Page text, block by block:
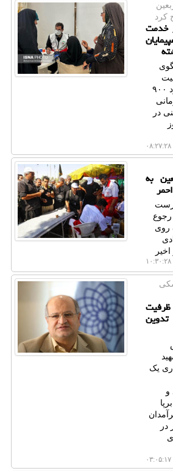
كرد
هزار خدمت
هلال احمر از عرضه حدود ۹۰۰
در
روز
اربعین به
رجوع
روی
یک
و
در